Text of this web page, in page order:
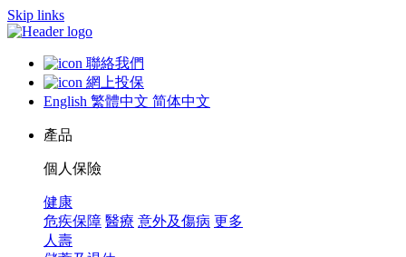
Skip links
聯絡我們
網上投保
English 繁體中文 简体中文
產品
個人保險
健康
危疾保障 醫療 意外及傷病 更多
人壽